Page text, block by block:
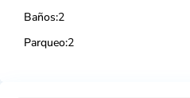
Baños:2
Parqueo:2